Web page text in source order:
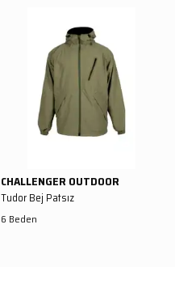
CHALLENGER OUTDOOR
Tudor Bej Patsız
6 Beden